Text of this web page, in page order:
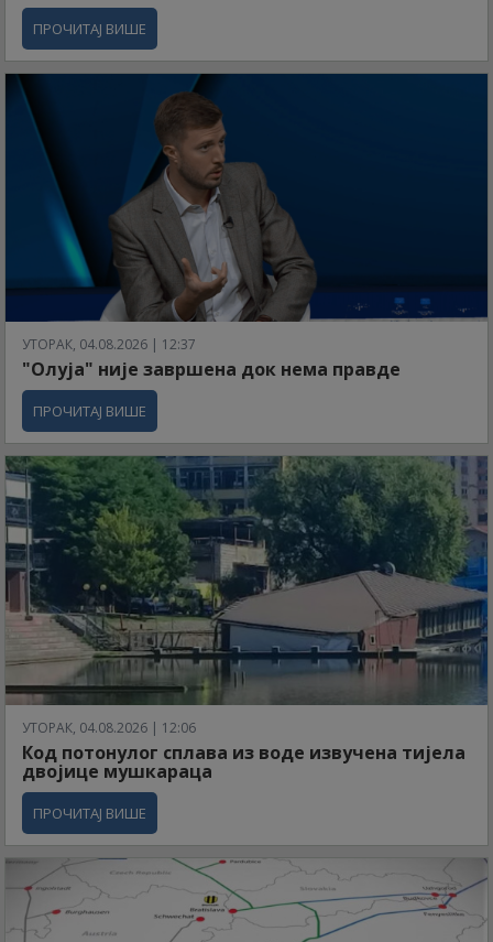
ПРОЧИТАЈ ВИШЕ
УТОРАК, 04.08.2026 | 12:37
"Олуја" није завршена док нема правде
ПРОЧИТАЈ ВИШЕ
УТОРАК, 04.08.2026 | 12:06
Код потонулог сплава из воде извучена тијела
двојице мушкараца
ПРОЧИТАЈ ВИШЕ